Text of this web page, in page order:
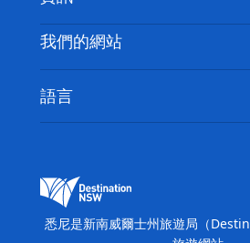
隱私
Cookie 通知
要做的事情
新南威爾斯州公路旅行
活動
住宿
旅行資訊
無障礙悉尼
列出您的業務
我們的網站
新南威爾士州旅遊局（
心
語言
悉尼是新南威爾士州旅遊局（